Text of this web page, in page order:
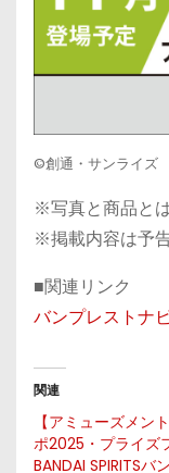
©創通・サンライズ
※写真と商品と
※掲載内容は予
■関連リンク
バンプレストナ
関連
【アミューズメン
ポ2025・プライズ
BANDAI SPIRITSバ